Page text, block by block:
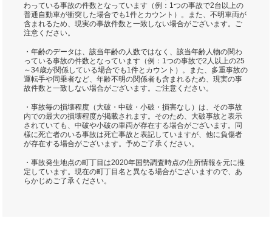
わっている事故の件数となっています（例：1つの事故で2台以上の
普通自動車が衝突した場合でも1件とカウント）。また、不明車両が
含まれるため、現実の事故件数と一致しない場合がございます。ご
注意ください。
・年齢のデータは、該当年齢の人数ではなく、該当年齢人物の関わ
っている事故の件数となっています（例：1つの事故で2人以上の25
～34歳が関係している場合でも1件とカウント）。また、多重事故の
運転手や同乗者など、年齢不明の関係者も含まれるため、現実の事
故件数と一致しない場合がございます。ご注意ください。
・事故毎の損壊程度（大破・中破・小破・損害なし）は、その事故
内での最大の損壊程度が掲載されます。そのため、大破事故と表示
されていても、中破や小破の車両が存在する場合がございます。同
様に死亡者のいる事故は死亡事故と表記していますが、他に負傷者
が存在する場合がございます。予めご了承ください。
・事故発生地点の町丁目は2020年国勢調査時点の住所情報を元に推
定しています。現在の町丁目名と異なる場合がございますので、あ
らかじめご了承ください。